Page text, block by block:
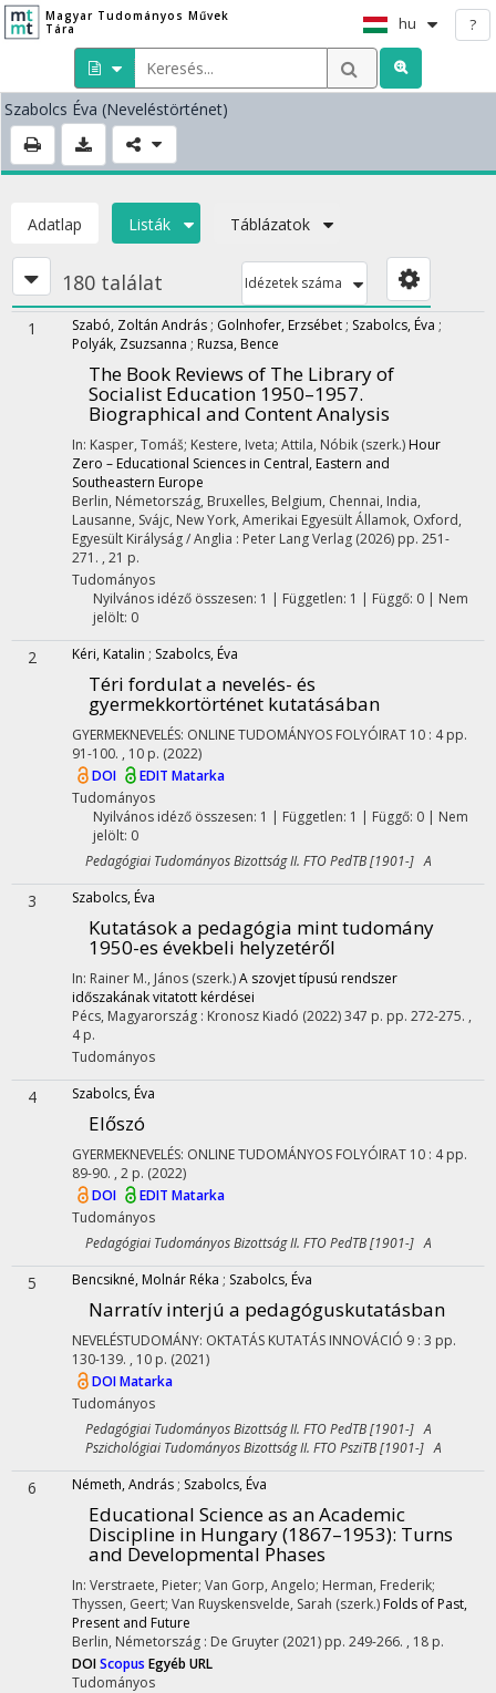
Magyar Tudományos Művek
Tára
hu ?
Szabolcs Éva (Neveléstörténet)
Adatlap Listák Táblázatok
180 találat Idézetek száma
1 Szabó, Zoltán András ; Golnhofer, Erzsébet ; Szabolcs, Éva ;
Polyák, Zsuzsanna ; Ruzsa, Bence
The Book Reviews of The Library of
Socialist Education 1950–1957.
Biographical and Content Analysis
In: Kasper, Tomáš; Kestere, Iveta; Attila, Nóbik (szerk.) Hour
Zero – Educational Sciences in Central, Eastern and
Southeastern Europe
Berlin, Németország, Bruxelles, Belgium, Chennai, India,
Lausanne, Svájc, New York, Amerikai Egyesült Államok, Oxford,
Egyesült Királyság / Anglia : Peter Lang Verlag (2026) pp. 251-
271. , 21 p.
Tudományos
Nyilvános idéző összesen: 1 | Független: 1 | Függő: 0 | Nem
jelölt: 0
2 Kéri, Katalin ; Szabolcs, Éva
Téri fordulat a nevelés- és
gyermekkortörténet kutatásában
GYERMEKNEVELÉS: ONLINE TUDOMÁNYOS FOLYÓIRAT 10 : 4 pp.
91-100. , 10 p. (2022)
DOI
EDIT Matarka
Tudományos
Nyilvános idéző összesen: 1 | Független: 1 | Függő: 0 | Nem
jelölt: 0
Pedagógiai Tudományos Bizottság II. FTO PedTB [1901-] A
3 Szabolcs, Éva
Kutatások a pedagógia mint tudomány
1950-es évekbeli helyzetéről
In: Rainer M., János (szerk.)A szovjet típusú rendszer
időszakának vitatott kérdései
Pécs, Magyarország : Kronosz Kiadó (2022)347 p. pp. 272-275. ,
4 p.
Tudományos
4 Szabolcs, Éva
Előszó
GYERMEKNEVELÉS: ONLINE TUDOMÁNYOS FOLYÓIRAT 10 : 4 pp.
89-90. , 2 p. (2022)
DOI
EDIT Matarka
Tudományos
Pedagógiai Tudományos Bizottság II. FTO PedTB [1901-] A
5 Bencsikné, Molnár Réka ; Szabolcs, Éva
Narratív interjú a pedagóguskutatásban
NEVELÉSTUDOMÁNY: OKTATÁS KUTATÁS INNOVÁCIÓ 9 : 3 pp.
130-139. , 10 p. (2021)
DOIMatarka
Tudományos
Pedagógiai Tudományos Bizottság II. FTO PedTB [1901-] A
Pszichológiai Tudományos Bizottság II. FTO PsziTB [1901-] A
6 Németh, András ; Szabolcs, Éva
Educational Science as an Academic
Discipline in Hungary (1867–1953): Turns
and Developmental Phases
In: Verstraete, Pieter; Van Gorp, Angelo; Herman, Frederik;
Thyssen, Geert; Van Ruyskensvelde, Sarah (szerk.) Folds of Past,
Present and Future
Berlin, Németország : De Gruyter (2021) pp. 249-266. , 18 p.
DOIScopus Egyéb URL
Tudományos